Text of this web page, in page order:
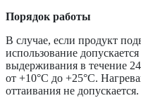
Порядок работы
В случае, если продукт
использование
выдерживания в течение
от +10°С до +25°С.
оттаивания не допускается.